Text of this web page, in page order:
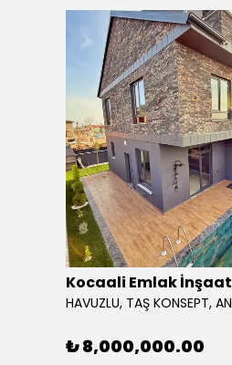
Kocaali Emlak İnşaat
₺ 8,000,000.00